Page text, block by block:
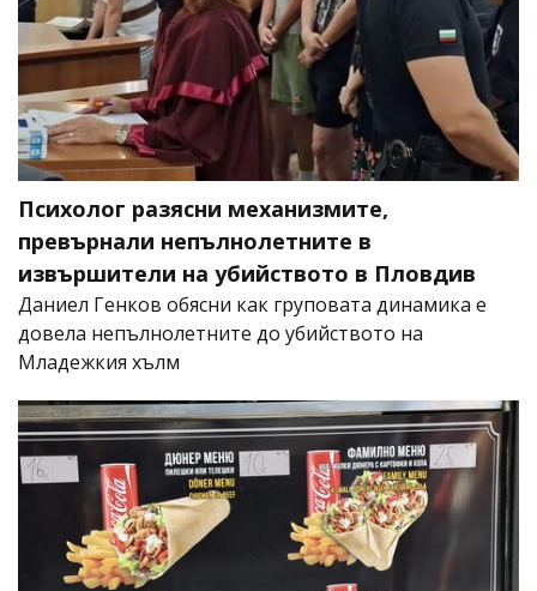
Психолог разясни механизмите,
превърнали непълнолетните в
извършители на убийството в Пловдив
Даниел Генков обясни как груповата динамика е
довела непълнолетните до убийството на
Младежкия хълм